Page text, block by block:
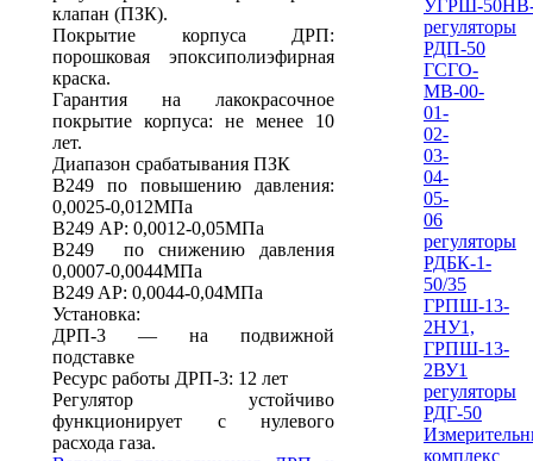
клапан (ПЗК).
Покрытие корпуса ДРП:
порошковая эпоксиполиэфирная
краска.
Гарантия на лакокрасочное
покрытие корпуса: не менее 10
лет.
Диапазон срабатывания ПЗК
В249 по повышению давления:
0,0025-0,012МПа
В249 AP: 0,0012-0,05МПа
B249 по снижению давления
0,0007-0,0044МПа
B249 AP: 0,0044-0,04МПа
Установка:
ДРП-3 — на подвижной
подставке
Ресурс работы ДРП-3: 12 лет
Регулятор устойчиво
функционирует с нулевого
расхода газа.
УГРШ-
регуляторы
РДП-50
ГСГО-
МВ-00-
01-
02-
03-
04-
05-
06
регуляторы
РДБК-1-
50/35
ГРПШ-13-
2НУ1,
ГРПШ-13-
2ВУ1
регуляторы
РДГ-50
комплекс